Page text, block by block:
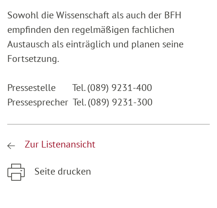
Sowohl die Wissenschaft als auch der BFH
empfinden den regelmäßigen fachlichen
Austausch als einträglich und planen seine
Fortsetzung.
Pressestelle Tel. (089) 9231-400
Pressesprecher Tel. (089) 9231-300
Zur Listenansicht
Seite drucken